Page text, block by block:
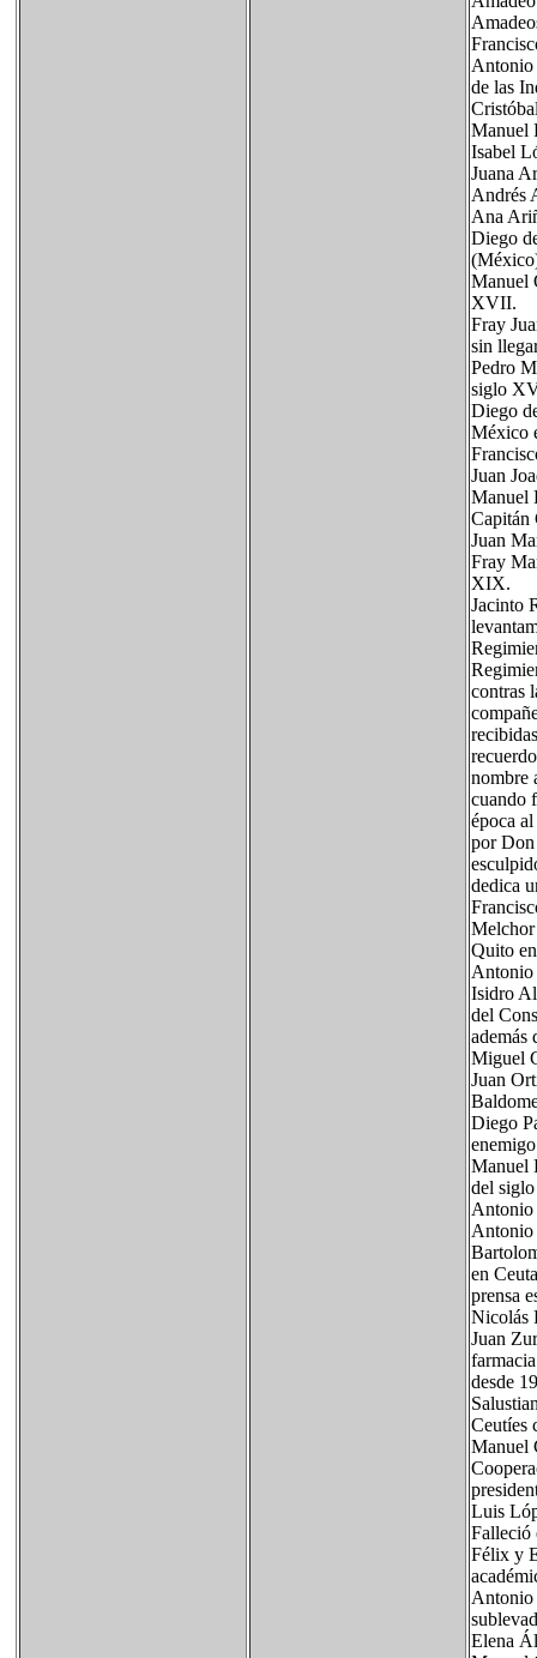
Antonio
de las
Manuel
Isabel
Juana
Andrés
Ana
Diego
Manuel
XVII.
Fray
sin
Pedro
siglo
Diego
México
Juan
Manuel
Capitán
Juan
Fray
XIX.
Jacinto
contras
nombre
cuando
época
por Don
dedica
Quito
Antonio
Isidro
del
además
Miguel
Juan
Diego
Manuel
del
Antonio
Antonio
en
prensa
Nicolás
Juan
desde
Ceutíes
Manuel
Luis
Falleció
Félix y
Antonio
Elena